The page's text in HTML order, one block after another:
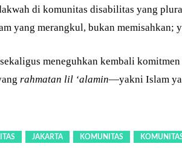
di komunitas disabilitas yang
yang merangkul, bukan memisahkan;
meneguhkan kembali
rahmatan lil ‘alamin—yakni Islam
JAKARTA KOMUNITAS